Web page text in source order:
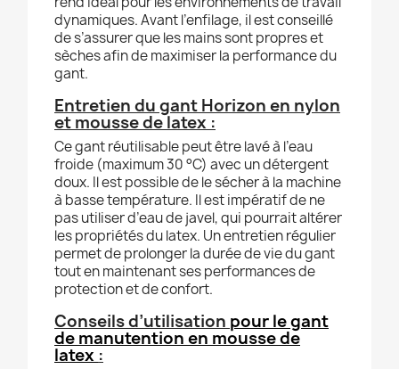
dynamiques. Avant l’enfilage, il est conseillé
de s’assurer que les mains sont propres et
sèches afin de maximiser la performance du
gant.
Entretien du gant Horizon en nylon
et mousse de latex :
Ce gant réutilisable peut être lavé à l’eau
froide (maximum 30 °C) avec un détergent
doux. Il est possible de le sécher à la machine
à basse température. Il est impératif de ne
pas utiliser d’eau de javel, qui pourrait altérer
les propriétés du latex. Un entretien régulier
permet de prolonger la durée de vie du gant
tout en maintenant ses performances de
protection et de confort.
Conseils d’utilisation pour le gant
de manutention en mousse de
latex :